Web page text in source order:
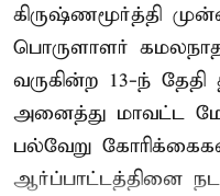
கிருஷ்ணமூர்த்தி
பொருளாளர்
வருகின்ற 13-ந் தேதி
அனைத்து மாவட்ட
பல்வேறு
ஆர்ப்பாட்டத்தினை